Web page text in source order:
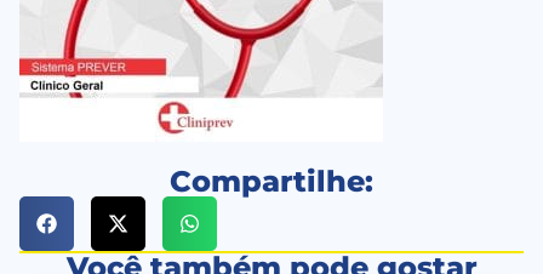
Compartilhe:
Você também pode gostar